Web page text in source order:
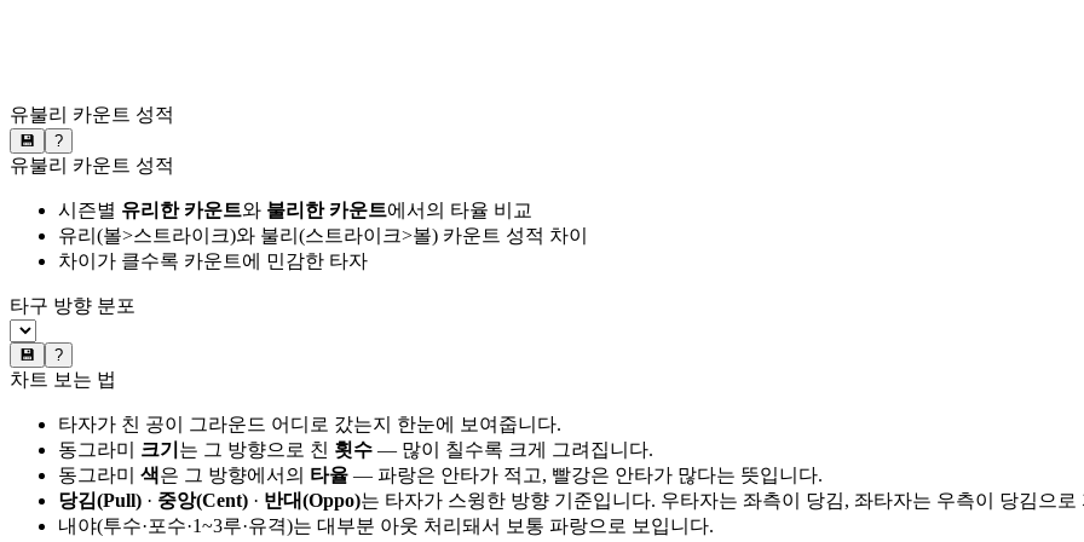
유불리 카운트 성적
💾 ?
유불리 카운트 성적
시즌별 유리한 카운트와 불리한 카운트에서의 타율 비교
유리(볼>스트라이크)와 불리(스트라이크>볼) 카운트 성적 차이
차이가 클수록 카운트에 민감한 타자
타구 방향 분포
💾 ?
차트 보는 법
타자가 친 공이 그라운드 어디로 갔는지 한눈에 보여줍니다.
동그라미 크기 는 그 방향으로 친 횟수 — 많이 칠수록 크게 그려집니다.
동그라미 색은 그 방향에서의 타율 — 파랑은 안타가 적고, 빨강은 안타가 많다는 뜻입니다.
당김(Pull) · 중앙(Cent) · 반대(Oppo)는 타자가 스윙한 방향 기준입니다. 우타자는 좌측이 당김, 좌타자는 우측이 당김으로
내야(투수·포수·1~3루·유격)는 대부분 아웃 처리돼서 보통 파랑으로 보입니다.